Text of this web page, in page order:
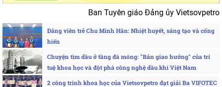
Ban Tuyên giáo Đảng ủy Vietsovpetro
Đảng viên trẻ Chu Minh Hân: Nhiệt huyết, sáng tạo và cống
hiến
Chuyện tìm dầu ở tầng đá móng: "Bản giao hưởng" của trí
tuệ khoa học và đột phá công nghệ dầu khí Việt Nam
2 công trình khoa học của Vietsovpetro đạt giải Ba VIFOTEC